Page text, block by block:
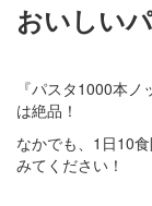
おいしい
『パスタ1000本
は絶品！
なかでも、1日10
みてください！